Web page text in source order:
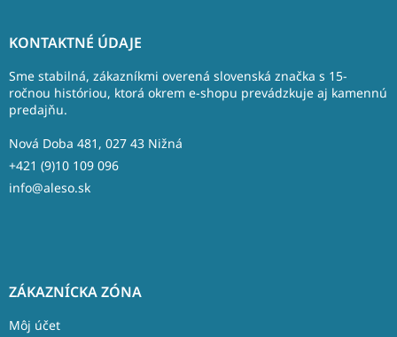
KONTAKTNÉ ÚDAJE
Sme stabilná, zákazníkmi overená slovenská značka s 15-
ročnou históriou, ktorá okrem e-shopu prevádzkuje aj kamennú
predajňu.
Nová Doba 481, 027 43 Nižná
+421 (9)10 109 096
info@aleso.sk
ZÁKAZNÍCKA ZÓNA
Môj účet